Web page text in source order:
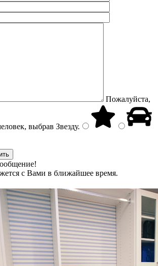
Пожалуйста,
выбрав Звезду.
с Вами в ближайшее время.